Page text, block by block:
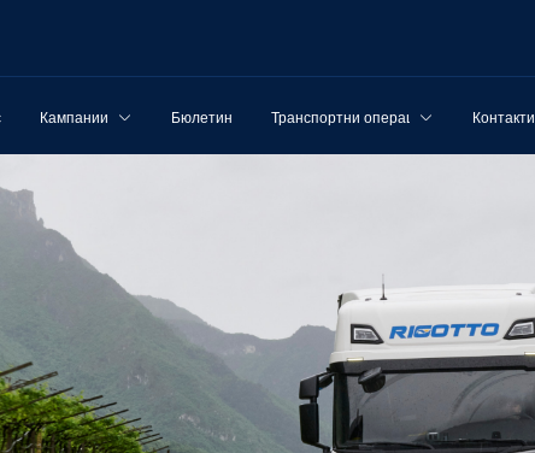
Кампании Бюлетин Транспортни операции Контакти